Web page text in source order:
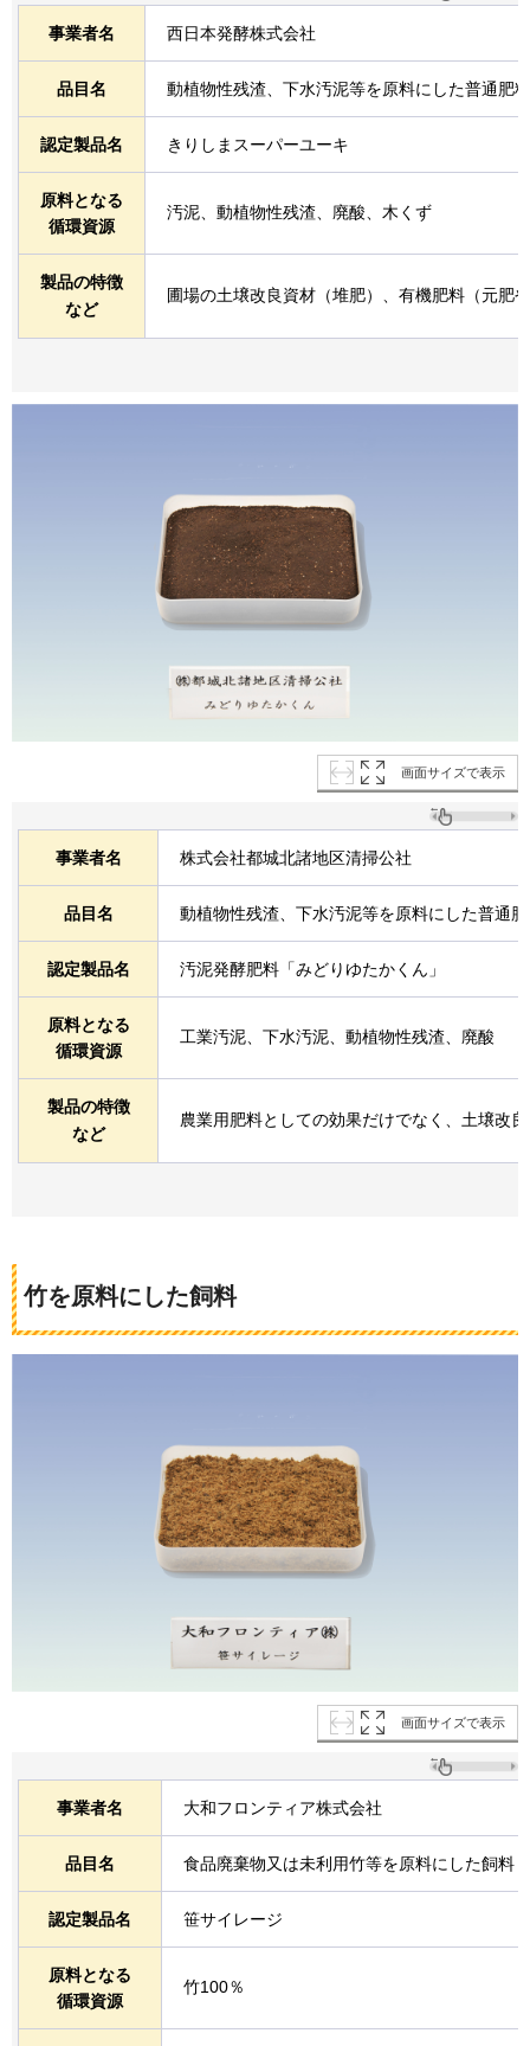
事業者名 西日本発酵株式会社
品目名 動植物性残渣、下水汚泥等を原料にした普通肥料
認定製品名 きりしまスーパーユーキ
原料となる
循環資源
汚泥、動植物性残渣、廃酸、木くず
製品の特徴
など
圃場の土壌改良資材（堆肥）、有機肥料（元肥
画面サイズで表示
事業者名 株式会社都城北諸地区清掃公社
品目名 動植物性残渣、下水汚泥等を原料にした普通
認定製品名 汚泥発酵肥料「みどりゆたかくん」
原料となる
循環資源
工業汚泥、下水汚泥、動植物性残渣、廃酸
製品の特徴
など
農業用肥料としての効果だけでなく、土壌改
竹を原料にした飼料
画面サイズで表示
事業者名 大和フロンティア株式会社
品目名 食品廃棄物又は未利用竹等を原料にした飼料
認定製品名 笹サイレージ
原料となる
循環資源
竹100％